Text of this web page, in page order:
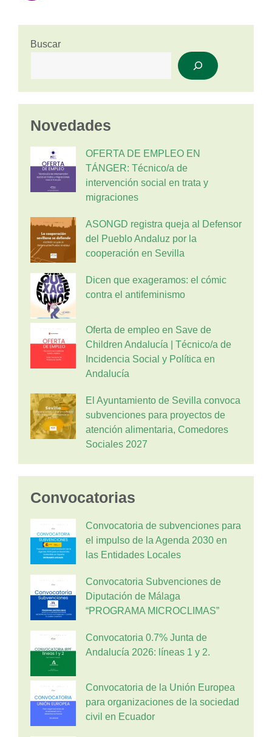
Buscar
Novedades
OFERTA DE EMPLEO EN
TÁNGER: Técnico/a de
intervención social en trata y
migraciones
ASONGD registra queja al Defensor
del Pueblo Andaluz por la
cooperación en Sevilla
Dicen que exageramos: el cómic
contra el antifeminismo
Oferta de empleo en Save de
Children Andalucía | Técnico/a de
Incidencia Social y Política en
Andalucía
El Ayuntamiento de Sevilla convoca
subvenciones para proyectos de
atención alimentaria, Comedores
Sociales 2027
Convocatorias
Convocatoria de subvenciones para
el impulso de la Agenda 2030 en
las Entidades Locales
Convocatoria Subvenciones de
Diputación de Málaga
“PROGRAMA MICROCLIMAS”
Convocatoria 0.7% Junta de
Andalucía 2026: líneas 1 y 2.
Convocatoria de la Unión Europea
para organizaciones de la sociedad
civil en Ecuador